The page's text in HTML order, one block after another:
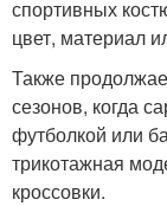
спортивных
цвет, материал
Также
сезонов, когда
футболкой или
трикотажная
кроссовки.